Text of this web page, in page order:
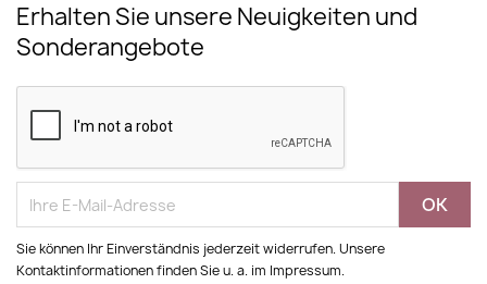
Erhalten Sie unsere Neuigkeiten und
Sonderangebote
Sie können Ihr Einverständnis jederzeit widerrufen. Unsere
Kontaktinformationen finden Sie u. a. im Impressum.